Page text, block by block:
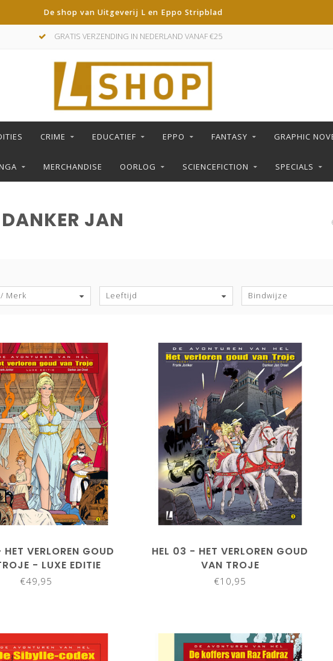
De shop van Uitgeverij L en Eppo Stripblad
GRATIS VERZENDING IN NEDERLAND VANAF €25
CRIME EDUCATIEF EPPO FANTASY GRAPHIC
MERCHANDISE OORLOG SCIENCEFICTION SPECIALS
JAN
Merk Leeftijd Bindwijze
VERLOREN GOUD
- LUXE EDITIE
€49,95
HEL 03 - HET VERLOREN GOUD
VAN TROJE
€10,95